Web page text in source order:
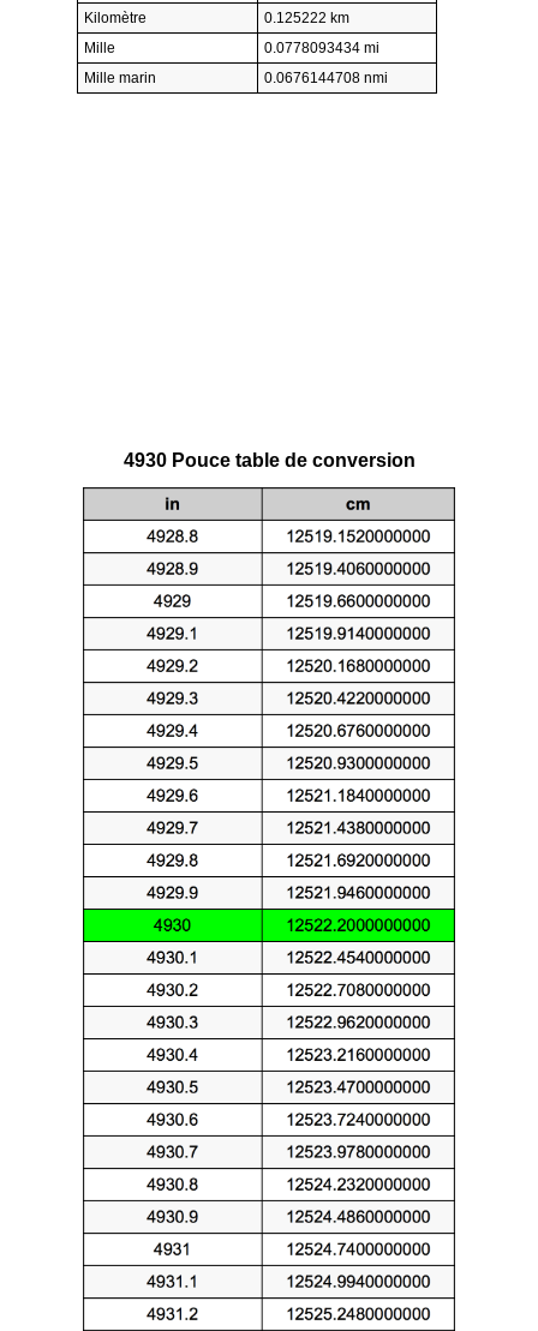
Kilomètre
0.125222 km
Mille
0.0778093434 mi
Mille marin
0.0676144708 nmi
4930 Pouce table de conversion